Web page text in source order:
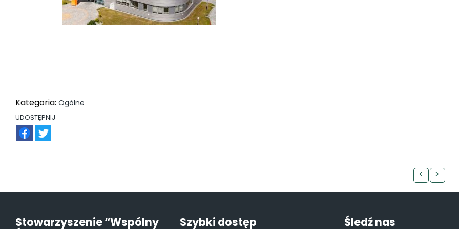
Kategoria: Ogólne
UDOSTĘPNIJ
< >
Stowarzyszenie “Wspólny
Szybki dostęp Śledź nas